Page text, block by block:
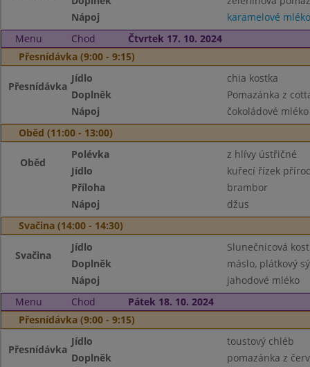
Nápoj
karamelové mléko
Menu
Chod
Čtvrtek 17. 10. 2024
Přesnídávka (9:00 - 9:15)
Přesnídávka
Jídlo
chia kostka
Doplněk
Pomazánka z
Nápoj
čokoládové mléko
Oběd (11:00 - 13:00)
Oběd
Polévka
z hlívy ústřičné
Jídlo
kuřecí řízek
Příloha
brambor
Nápoj
džus
Svačina (14:00 - 14:30)
Svačina
Jídlo
Slunečnicová
Doplněk
máslo, plátkový
Nápoj
jahodové mléko
Menu
Chod
Pátek 18. 10. 2024
Přesnídávka (9:00 - 9:15)
Přesnídávka
Jídlo
toustový chléb
Doplněk
pomazánka z